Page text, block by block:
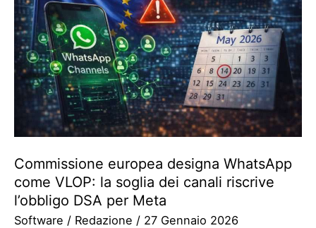
Commissione europea designa WhatsApp
come VLOP: la soglia dei canali riscrive
l’obbligo DSA per Meta
Software / Redazione / 27 Gennaio 2026